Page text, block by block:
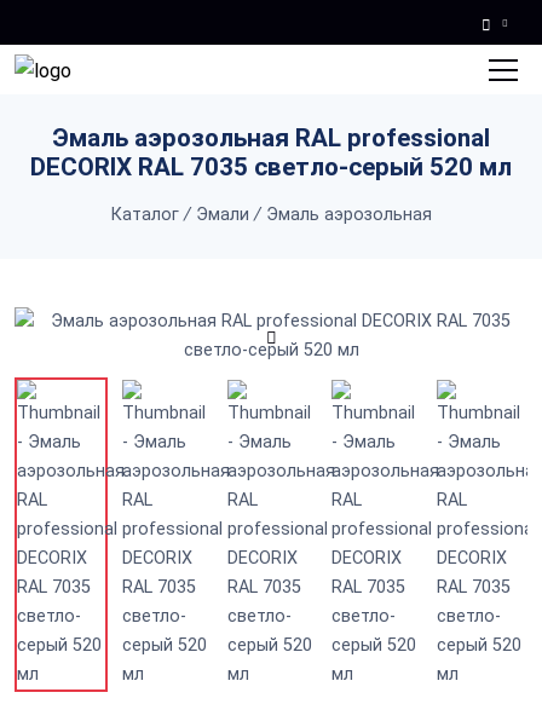
Эмаль аэрозольная RAL professional
DECORIX RAL 7035 светло-серый 520 мл
Каталог / Эмали / Эмаль аэрозольная